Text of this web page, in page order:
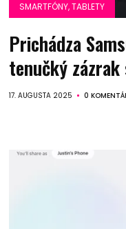
SMARTFÓNY, TABLETY
Prichádza
tenučký
17. AUGUSTA 2025 0